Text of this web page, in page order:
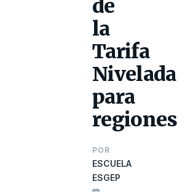
de
la
Tarifa
Nivelada
para
regiones
POR
ESCUELA
ESGEP